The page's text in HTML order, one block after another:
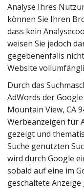
Analyse Ihres
können Sie Ihren
dass kein
weisen Sie jedoch
gegebenenfalls
Website
Durch das
AdWords der
Mountain View, CA
Werbeanzeigen für
gezeigt und
Suche genutzten
wird durch Google
sobald auf eine im
geschaltete Anzeige